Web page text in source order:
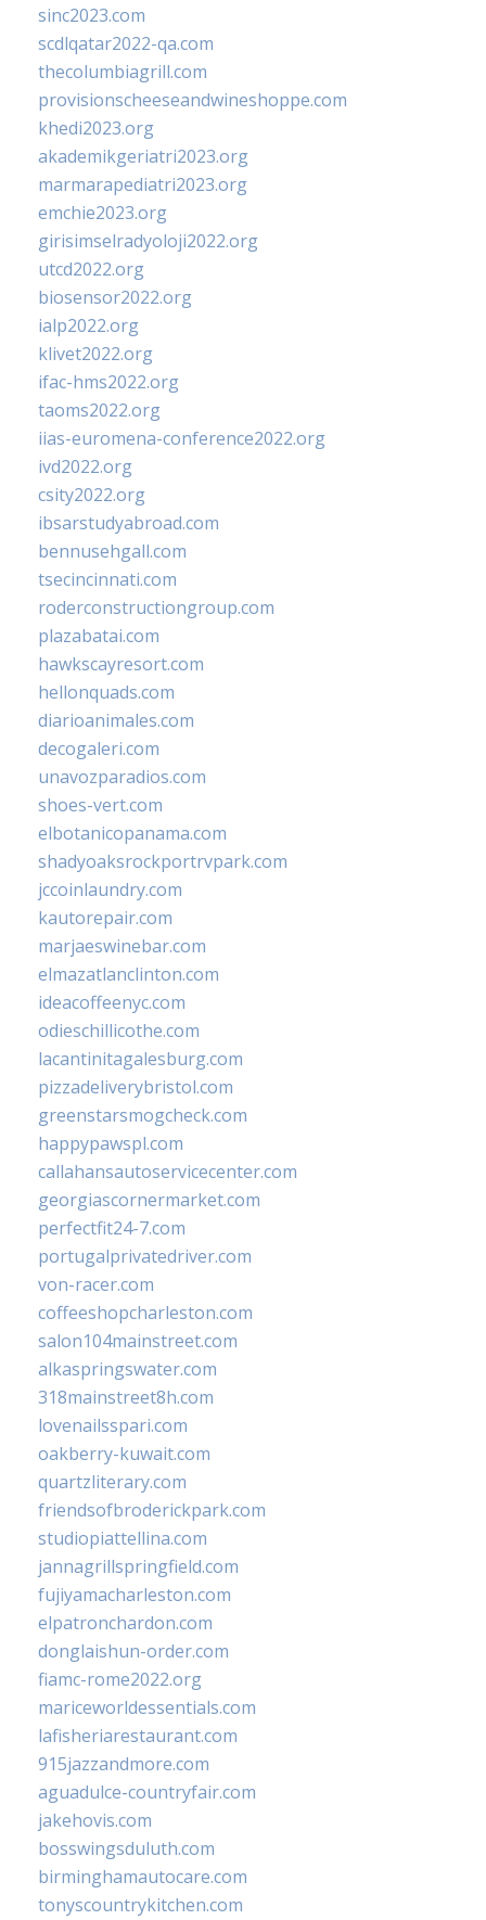
sinc2023.com
scdlqatar2022-qa.com
thecolumbiagrill.com
provisionscheeseandwineshoppe.com
khedi2023.org
akademikgeriatri2023.org
marmarapediatri2023.org
emchie2023.org
girisimselradyoloji2022.org
utcd2022.org
biosensor2022.org
ialp2022.org
klivet2022.org
ifac-hms2022.org
taoms2022.org
iias-euromena-conference2022.org
ivd2022.org
csity2022.org
ibsarstudyabroad.com
bennusehgall.com
tsecincinnati.com
roderconstructiongroup.com
plazabatai.com
hawkscayresort.com
hellonquads.com
diarioanimales.com
decogaleri.com
unavozparadios.com
shoes-vert.com
elbotanicopanama.com
shadyoaksrockportrvpark.com
jccoinlaundry.com
kautorepair.com
marjaeswinebar.com
elmazatlanclinton.com
ideacoffeenyc.com
odieschillicothe.com
lacantinitagalesburg.com
pizzadeliverybristol.com
greenstarsmogcheck.com
happypawspl.com
callahansautoservicecenter.com
georgiascornermarket.com
perfectfit24-7.com
portugalprivatedriver.com
von-racer.com
coffeeshopcharleston.com
salon104mainstreet.com
alkaspringswater.com
318mainstreet8h.com
lovenailsspari.com
oakberry-kuwait.com
quartzliterary.com
friendsofbroderickpark.com
studiopiattellina.com
jannagrillspringfield.com
fujiyamacharleston.com
elpatronchardon.com
donglaishun-order.com
fiamc-rome2022.org
mariceworldessentials.com
lafisheriarestaurant.com
915jazzandmore.com
aguadulce-countryfair.com
jakehovis.com
bosswingsduluth.com
birminghamautocare.com
tonyscountrykitchen.com